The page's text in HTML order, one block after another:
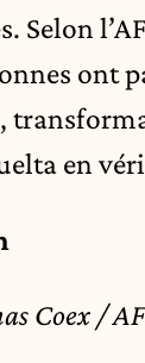
Selon
ont
en
Coex /